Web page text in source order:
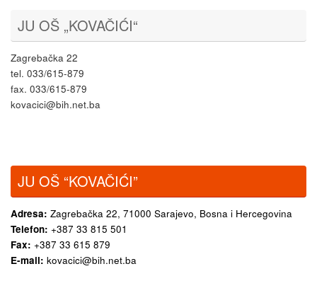
JU OŠ „KOVAČIĆI“
Zagrebačka 22
tel. 033/615-879
fax. 033/615-879
kovacici@bih.net.ba
JU OŠ “KOVAČIĆI”
Adresa: Zagrebačka 22, 71000 Sarajevo, Bosna i Hercegovina
Telefon: +387 33 815 501
Fax: +387 33 615 879
E-mail: kovacici@bih.net.ba